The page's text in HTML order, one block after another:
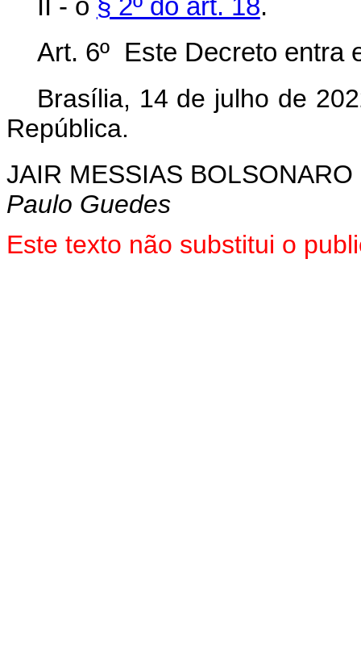
II - o § 2º do art. 18.
Art. 6º Este Decreto entra
Brasília, 14 de julho de
República.
JAIR MESSIAS BOLSONARO
Paulo Guedes
Este texto não substitui o